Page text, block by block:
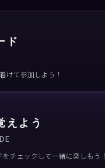
ド
けて参加しよう！
えよう
チェックして一緒に楽しもう！